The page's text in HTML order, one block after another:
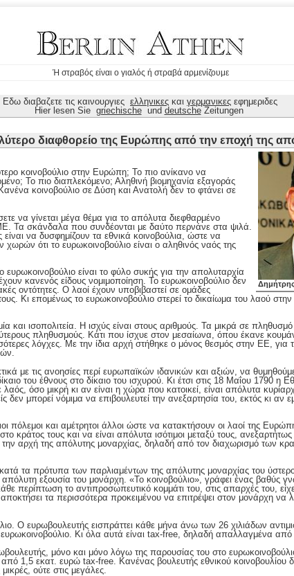
Ή στραβός είναι ο γιαλός ή στραβά αρμενίζουμε
Εδω διαβαζετε τις καινουργιες ελληνικες και γερμανικες εφημεριδες
Hier lesen Sie griechischeund deutscheZeitungen
διαφθορείο της Ευρώπης από την εποχή της
κοινοβούλιο στην Ευρώπη; Το πιο ανίκανο να
Το πιο διαπλεκόμενο; Αληθινή βιομηχανία εξαγοράς
κοινοβούλιο σε Δύση και Ανατολή δεν το φτάνει σε
να γίνεται μέγα θέμα για το απόλυτα διεφθαρμένο
Τα σκάνδαλα που συνδέονται με δαύτο περνάνε στα ψιλά.
να δυσφημίζουν τα εθνικά κοινοβούλια, ώστε να
ότι το ευρωκοινοβούλιο είναι ο αληθινός ναός της
είναι το φύλο συκής για την απολυταρχία
κανενός είδους νομιμοποίηση. Το ευρωκοινοβούλιο δεν
οντότητες. Ο λαοί έχουν υποβιβαστεί σε ομάδες
Κι επομένως το ευρωκοινοβούλιο στερεί το δικαίωμα του λαού
και ισοπολιτεία. Η ισχύς είναι στους αριθμούς. Τα μικρά σε
πληθυσμούς. Κάτι που ίσχυε στον μεσαίωνα, όπου έκανε
λόγχες. Με την ίδια αρχή στήθηκε ο μόνος θεσμός στην ΕΕ, για
με τις ανοησίες περί ευρωπαϊκών ιδανικών και αξιών, να
του έθνους στο δίκαιο του ισχυρού. Κι έτσι στις 18 Μαΐου 1790 η
όσο μικρή κι αν είναι η χώρα που κατοικεί, είναι απόλυτα
δεν μπορεί νόμιμα να επιβουλευτεί την ανεξαρτησία του, εκτός κι αν
πόλεμοι και αμέτρητοι άλλοι ώστε να κατακτήσουν οι λαοί της
κράτος τους και να είναι απόλυτα ισότιμοι μεταξύ τους,
την αρχή της απόλυτης μοναρχίας, δηλαδή από τον διαχωρισμό των
τα πρότυπα των παρλιαμέντων της απόλυτης μοναρχίας του
εξουσία του μονάρχη. «Το κοινοβούλιο», γράφει ένας βαθύς
περίπτωση το αντιπροσωπευτικό κομμάτι του, στις απαρχές του,
τα περισσότερα προκειμένου να επιτρέψει στον μονάρχη να
Ο ευρωβουλευτής εισπράττει κάθε μήνα άνω των 26 χιλιάδων
Κι όλα αυτά είναι tax-free, δηλαδή απαλλαγμένα από
μόνο και μόνο λόγω της παρουσίας του στο
1,5 εκατ. ευρώ tax-free. Κανένας βουλευτής εθνικού κοινοβουλίου
ούτε στις μεγάλες.